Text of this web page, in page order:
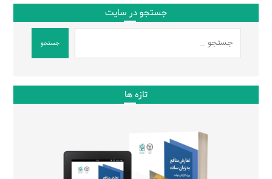
جستجو در سایت
جستجو
تازه ها